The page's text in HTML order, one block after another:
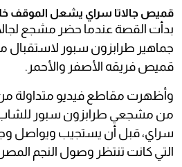
قميص جالاتا سراي يشعل الموقف
بدأت القصة عندما حضر مشجع
جماهير طرابزون سبور لاستقبال
قميص فريقه الأصفر والأحمر.
وأظهرت مقاطع فيديو متداولة
من مشجعي طرابزون سبور للشاب
سراي، قبل أن يستجيب ويواصل
التي كانت تنتظر وصول النجم